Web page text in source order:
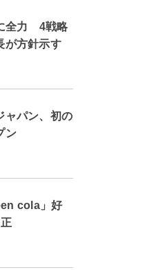
全力 4戦略
方針示す
ャパン、初の
ン
cola」好